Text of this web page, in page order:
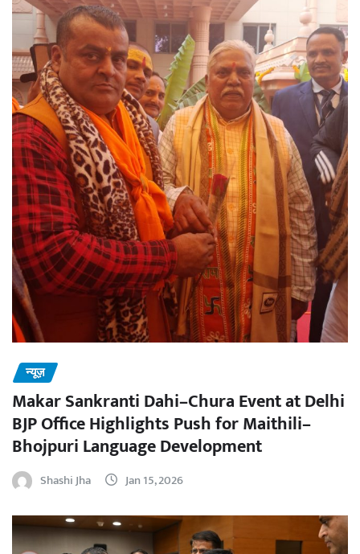
न्यूज़
Makar Sankranti Dahi–Chura Event at Delhi
BJP Office Highlights Push for Maithili–
Bhojpuri Language Development
Shashi Jha Jan 15, 2026